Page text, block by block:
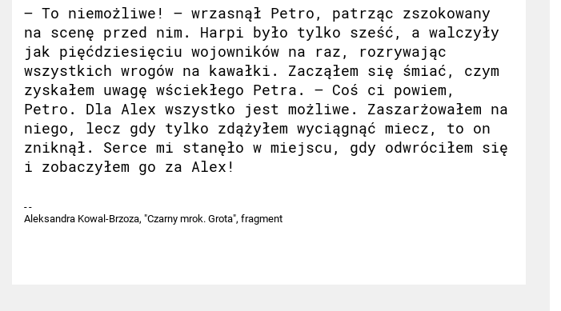
– To niemożliwe! – wrzasnął Petro, patrząc zszokowany
na scenę przed nim. Harpi było tylko sześć, a walczyły
jak pięćdziesięciu wojowników na raz, rozrywając
wszystkich wrogów na kawałki. Zacząłem się śmiać, czym
zyskałem uwagę wściekłego Petra. – Coś ci powiem,
Petro. Dla Alex wszystko jest możliwe. Zaszarżowałem na
niego, lecz gdy tylko zdążyłem wyciągnąć miecz, to on
zniknął. Serce mi stanęło w miejscu, gdy odwróciłem się
i zobaczyłem go za Alex!
Aleksandra Kowal-Brzoza, "Czarny mrok. Grota", fragment